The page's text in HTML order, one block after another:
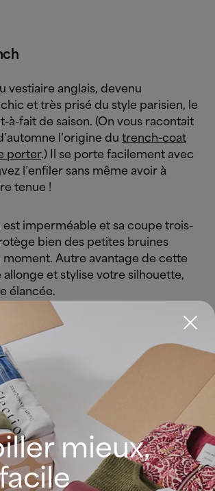
vestiaire anglais, devenu
et très prisé du style parisien, le
à-fait de saison. (On vous racontait
l’origine du trench-coat
porter.) Il se porte facilement avec
l’enfiler sans même avoir à
tenue !
est imperméable et sa coupe trois-
bien des petites bruines
moment. Autre avantage de cette
allonge et stylise votre silhouette,
élancée.
stylistes : ajoutez une ceinture pour
taille et structurer la silhouette.
un trench-coat au printemps
mieux,